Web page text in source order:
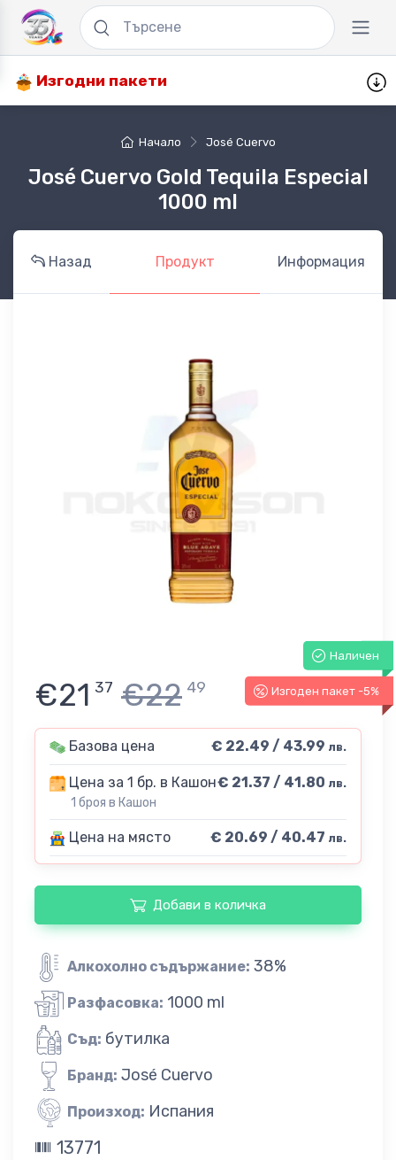
Изгодни пакети
Начало José Cuervo
José Cuervo Gold Tequila Especial
1000 ml
Назад Продукт Информация
Наличен
Изгоден пакет -5%
€21 37 €22 49
Базова цена € 22.49 / 43.99 лв.
Цена за 1 бр. в Кашон
1 броя в Кашон
€ 21.37 / 41.80 лв.
Цена на място € 20.69 / 40.47 лв.
Добави в количка
Алкохолно съдържание: 38%
Разфасовка: 1000 ml
Съд: бутилка
Бранд: José Cuervo
Произход: Испания
13771